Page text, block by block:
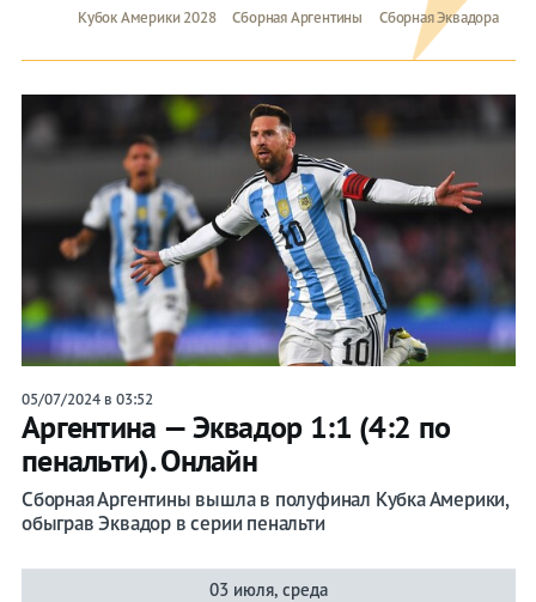
Кубок Америки 2028 Сборная Аргентины Сборная Эквадора
05/07/2024 в 03:52
Аргентина — Эквадор 1:1 (4:2 по
пенальти). Онлайн
Сборная Аргентины вышла в полуфинал Кубка Америки,
обыграв Эквадор в серии пенальти
03 июля, среда
Прогнозы
на спорт
Букмекеры
Хоккей
Теннис
Бои
Прочие
Игры